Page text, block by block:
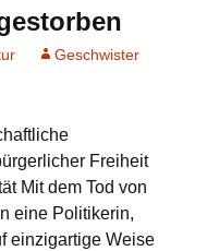
Geschwister
Freiheit
Mit dem Tod von
eine Politikerin,
einzigartige Weise